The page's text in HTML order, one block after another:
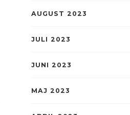
AUGUST 2023
JULI 2023
JUNI 2023
MAJ 2023